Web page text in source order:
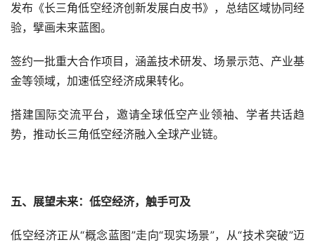
发布《长三角低空经济创新发展白皮书》，总结区域协同经
验，擘画未来蓝图。
签约一批重大合作项目，涵盖技术研发、场景示范、产业基
金等领域，加速低空经济成果转化。
搭建国际交流平台，邀请全球低空产业领袖、学者共话趋
势，推动长三角低空经济融入全球产业链。
五、展望未来：低空经济，触手可及
低空经济正从“概念蓝图”走向“现实场景”，从“技术突破”迈